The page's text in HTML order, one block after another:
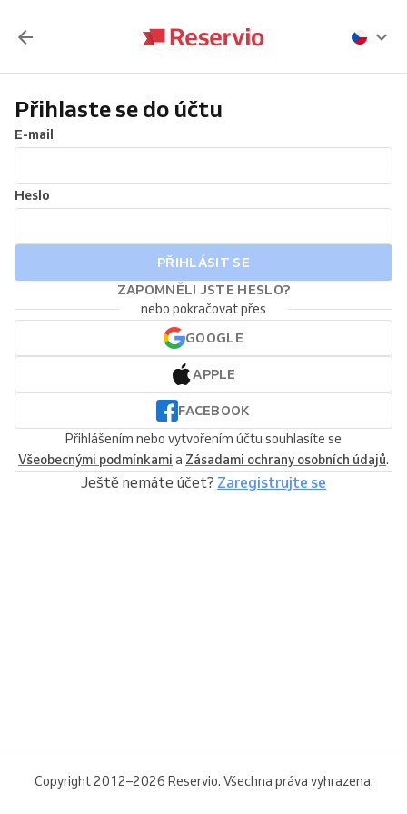
Přihlaste se do účtu
E-mail
Heslo
PŘIHLÁSIT SE
ZAPOMNĚLI JSTE HESLO?
nebo pokračovat přes
GOOGLE
APPLE
FACEBOOK
Přihlášením nebo vytvořením účtu souhlasíte se
Všeobecnými podmínkami a Zásadami ochrany osobních údajů.
Ještě nemáte účet? Zaregistrujte se
Copyright 2012–2026 Reservio. Všechna práva vyhrazena.